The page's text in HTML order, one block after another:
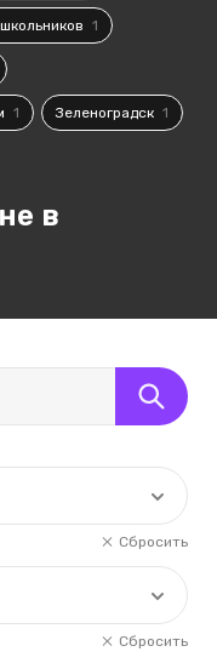
1
1 Зеленоградск 1
в
Сбросить
Сбросить